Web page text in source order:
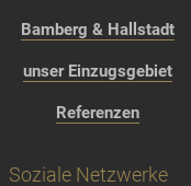
Bamberg & Hallstadt
unser Einzugsgebiet
Referenzen
Soziale Netzwerke